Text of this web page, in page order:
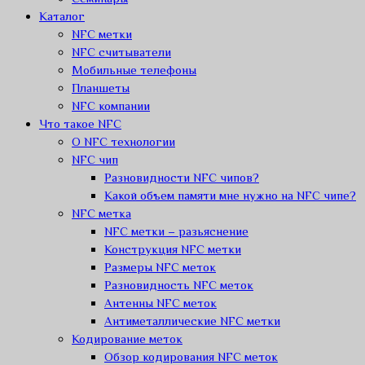
Каталог
NFC метки
NFC считыватели
Мобильные телефоны
Планшеты
NFC компании
Что такое NFC
О NFC технологии
NFC чип
Разновидности NFC чипов?
Какой объем памяти мне нужно на NFC чипе?
NFC метка
NFC метки – разьяснение
Конструкция NFC метки
Размеры NFC меток
Разновидность NFC меток
Антенны NFC меток
Антиметаллические NFC метки
Кодирование меток
Обзор кодирования NFC меток